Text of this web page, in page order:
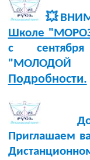
Школе
с
"МОЛОДОЙ
Подробности.
Приглашаем